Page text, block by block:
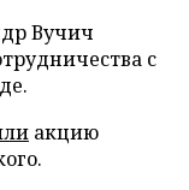
Вучич
с
акцию